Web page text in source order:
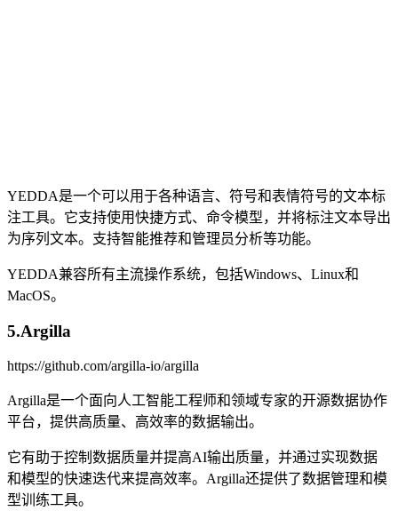
YEDDA是一个可以用于各种语言、符号和表情符号的文本标
注工具。它支持使用快捷方式、命令模型，并将标注文本导出
为序列文本。支持智能推荐和管理员分析等功能。
YEDDA兼容所有主流操作系统，包括Windows、Linux和
MacOS。
5.Argilla
https://github.com/argilla-io/argilla
Argilla是一个面向人工智能工程师和领域专家的开源数据协作
平台，提供高质量、高效率的数据输出。
它有助于控制数据质量并提高AI输出质量，并通过实现数据
和模型的快速迭代来提高效率。Argilla还提供了数据管理和模
型训练工具。